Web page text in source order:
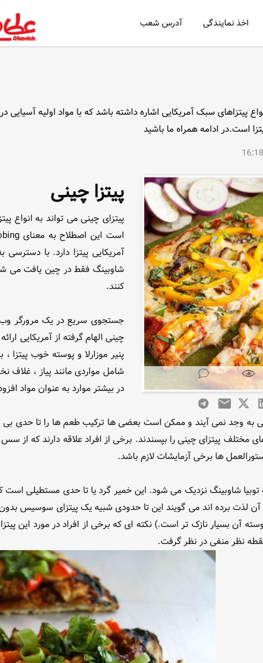
اخذ نمایندگی آدرس شعب
است.در ادامه همراه ما باشید
پیتزا چینی
پیتزای چینی می تواند به انواع
آمریکایی پیتزا دارد. با
شاوبینگ فقط در چین یافت می
کنند.
جستجوی سریع در یک مرورگر وب
چینی الهام گرفته از آمریکایی
پنیر موزارلا و پوسته خوب
شامل مواردی مانند پیاز ،
در بیشتر موارد به عنوان مواد
به وجد نمی آیند و ممکن است بعضی ها ترکیب طعم ها را تا حدی
مختلف پیتزای چینی را بپسندند. برخی از افراد علاقه دارند که
ها برخی آزمایشات لازم باشد.
شاوبینگ نزدیک می شود. این خمیر گرد یا تا حدی مستطیلی
لذت برده اند می گویند این تا حدودی شبیه یک پیتزای سوسیس
آن بسیار نازک تر است.) نکته ای که برخی از افراد در مورد این
نظر منفی در نظر گرفت.